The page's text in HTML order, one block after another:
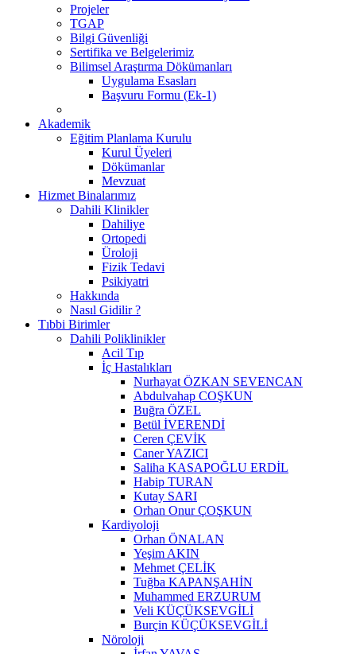
Projeler
TGAP
Bilgi Güvenliği
Sertifika ve Belgelerimiz
Bilimsel Araştırma Dökümanları
Uygulama Esasları
Başvuru Formu (Ek-1)
Akademik
Eğitim Planlama Kurulu
Kurul Üyeleri
Dökümanlar
Mevzuat
Hizmet Binalarımız
Dahili Klinikler
Dahiliye
Ortopedi
Üroloji
Fizik Tedavi
Psikiyatri
Hakkında
Nasıl Gidilir ?
Tıbbi Birimler
Dahili Poliklinikler
Acil Tıp
İç Hastalıkları
Nurhayat ÖZKAN SEVENCAN
Abdulvahap COŞKUN
Buğra ÖZEL
Betül İVERENDİ
Ceren ÇEVİK
Caner YAZICI
Saliha KASAPOĞLU ERDİL
Habip TURAN
Kutay SARI
Orhan Onur ÇOŞKUN
Kardiyoloji
Orhan ÖNALAN
Yeşim AKIN
Mehmet ÇELİK
Tuğba KAPANŞAHİN
Muhammed ERZURUM
Veli KÜÇÜKSEVGİLİ
Burçin KÜÇÜKSEVGİLİ
Nöroloji